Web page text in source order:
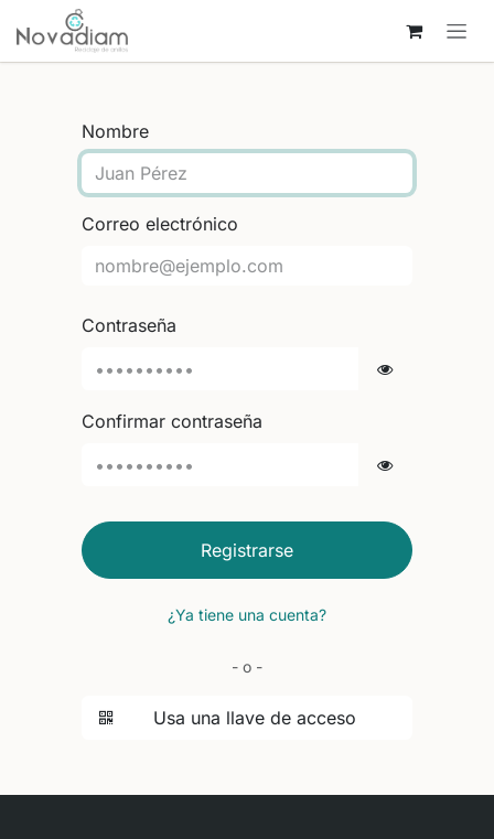
Ir al contenido
Nombre
Correo electrónico
Contraseña
Confirmar contraseña
Registrarse
¿Ya tiene una cuenta?
- o -
Usa una llave de acceso